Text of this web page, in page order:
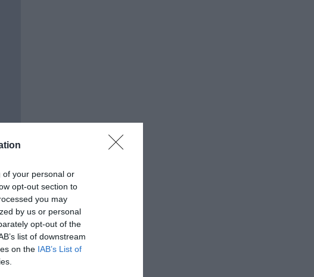
of your personal or
opt-out section to
you may
by us or personal
opt-out of the
list of downstream
on the IAB’s List of